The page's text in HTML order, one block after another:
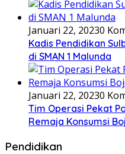
Januari 22, 20230
Kadis Pendidikan
di SMAN 1 Malunda
Januari 22, 20230
Tim Operasi Pekat
Remaja Konsumsi
Pendidikan